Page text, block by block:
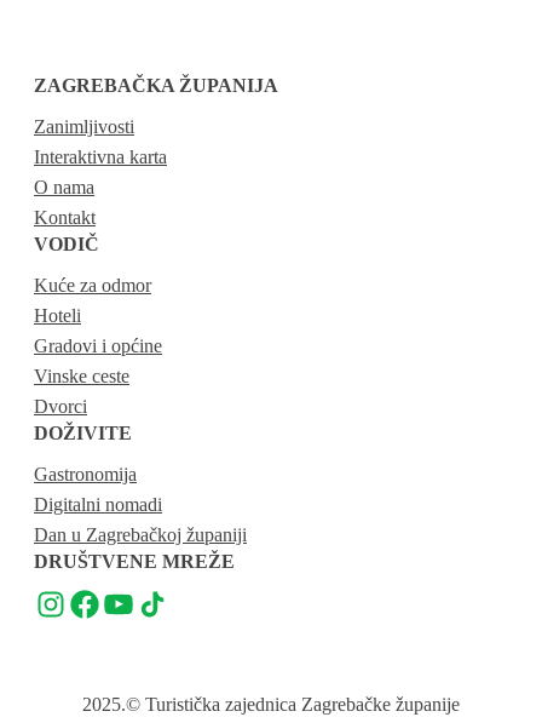
ZAGREBAČKA ŽUPANIJA
Zanimljivosti
Interaktivna karta
O nama
Kontakt
VODIČ
Kuće za odmor
Hoteli
Gradovi i općine
Vinske ceste
Dvorci
DOŽIVITE
Gastronomija
Digitalni nomadi
Dan u Zagrebačkoj županiji
DRUŠTVENE MREŽE
2025.© Turistička zajednica Zagrebačke županije